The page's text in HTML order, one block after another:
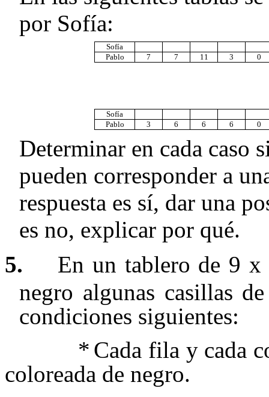
por Sofía:
Sofía
Pablo
7 7 11 3 0
Sofía
Pablo
3 6 6 6 0
Determinar en cada caso
pueden corresponder a
respuesta es sí, dar una
es no, explicar por qué.
5.
En un tablero de 9 x
negro algunas casillas
condiciones siguientes:
* Cada fila y cada
coloreada de negro.